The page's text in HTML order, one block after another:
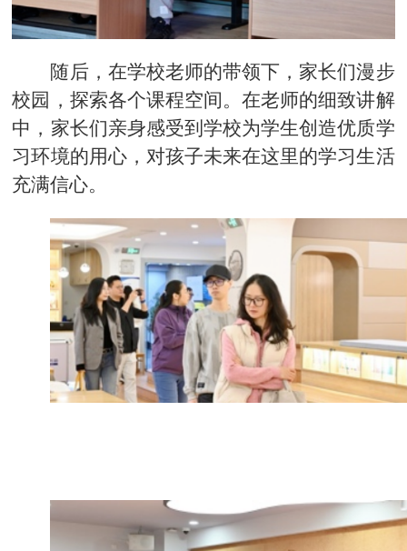
随后，在学校老师的带领下，家长们漫步
校园，探索各个课程空间。在老师的细致讲解
中，家长们亲身感受到学校为学生创造优质学
习环境的用心，对孩子未来在这里的学习生活
充满信心。